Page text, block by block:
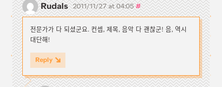
Rudals 2011/11/27 at 04:05#
전문가가 다 되셨군요. 컨셉, 제목, 음악 다 괜찮군! 음, 역시
대단해!
Reply